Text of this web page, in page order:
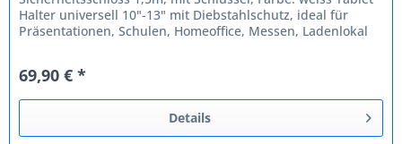
Halter universell 10"-13" mit Diebstahlschutz, ideal für
Präsentationen, Schulen, Homeoffice, Messen, Ladenlokal
69,90 € *
Details